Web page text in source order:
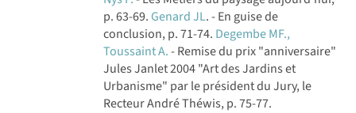
p. 63-69.Genard JL. - En guise de
conclusion, p. 71-74. Degembe MF.,
Toussaint A.- Remise du prix "anniversaire"
Jules Janlet 2004 "Art des Jardins et
Urbanisme" par le président du Jury, le
Recteur André Théwis, p. 75-77.